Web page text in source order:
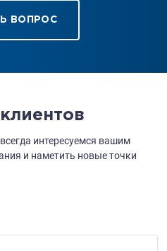
ВОПРОС
интересуемся вашим
и наметить новые точки